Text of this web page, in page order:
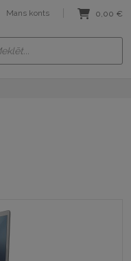
Mans konts 0,00 €